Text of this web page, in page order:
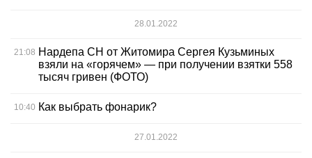
28.01.2022
21:08 Нардепа СН от Житомира Сергея Кузьминых
взяли на «горячем» — при получении взятки 558
тысяч гривен (ФОТО)
10:40 Как выбрать фонарик?
27.01.2022